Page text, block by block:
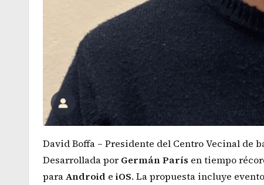
David Boffa – Presidente del Centro Vecinal de
Desarrollada porGermánParís en tiempo
paraAndroid e iOS. La propuesta incluye